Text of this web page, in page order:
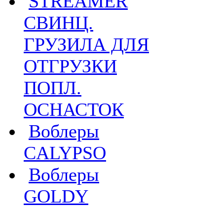
СВИНЦ.
ГРУЗИЛА ДЛЯ
ОТГРУЗКИ
ПОПЛ.
ОСНАСТОК
Воблеры
CALYPSO
Воблеры
GOLDY